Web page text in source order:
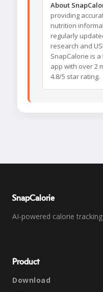
About
providing
nutrition
regularly
research and
SnapCalorie is
app with over 2
4.8/5 star rating.
SnapCalorie
AI-powered calorie
Product
Download